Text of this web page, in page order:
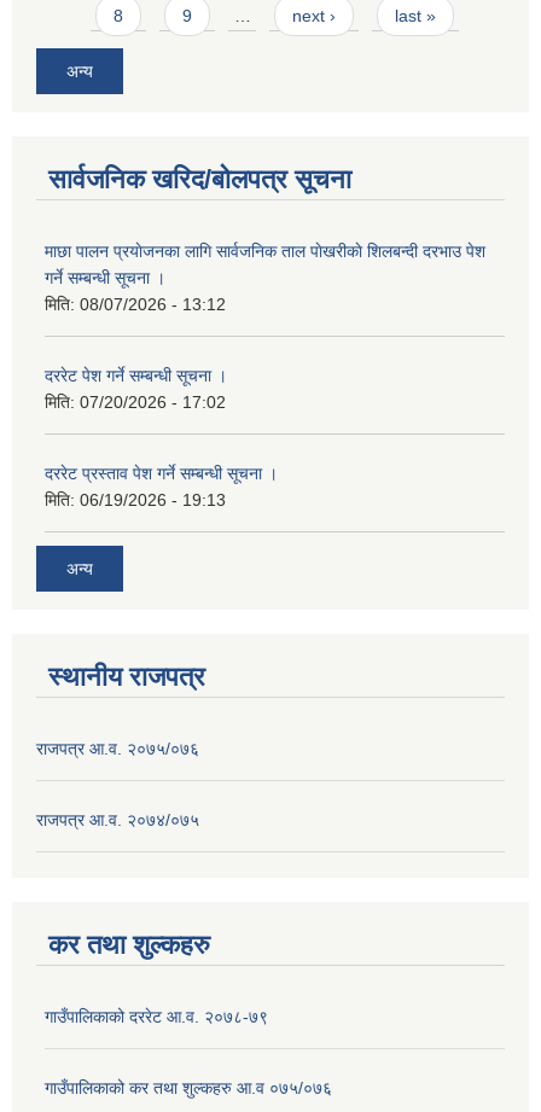
8 9 next › last »
अन्य
सार्वजनिक खरिद/बोलपत्र सूचना
माछा पालन प्रयाेजनका लागि सार्वजनिक ताल पाेखरीकाे शिलबन्दी दरभाउ पेश
गर्ने सम्बन्धी सूचना ।
मिति: 08/07/2026 - 13:12
दररेट पेश गर्ने सम्बन्धी सूचना ।
मिति: 07/20/2026 - 17:02
दररेट प्रस्ताव पेश गर्ने सम्बन्धी सूचना ।
मिति: 06/19/2026 - 19:13
अन्य
स्थानीय राजपत्र
राजपत्र आ.व. २०७५/०७६
राजपत्र आ.व. २०७४/०७५
कर तथा शुल्कहरु
गाउँपालिकाको दररेट आ.व. २०७८-७९
गाउँपालिकाको कर तथा शुल्कहरु आ.व ०७५/०७६